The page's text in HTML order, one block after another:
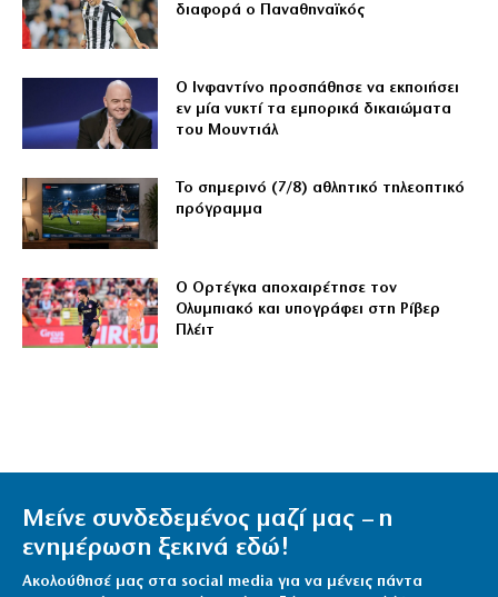
διαφορά ο Παναθηναϊκός
Ο Ινφαντίνο προσπάθησε να εκποιήσει
εν μία νυκτί τα εμπορικά δικαιώματα
του Μουντιάλ
Το σημερινό (7/8) αθλητικό τηλεοπτικό
πρόγραμμα
Ο Ορτέγκα αποχαιρέτησε τον
Ολυμπιακό και υπογράφει στη Ρίβερ
Πλέιτ
Μείνε συνδεδεμένος μαζί μας – η
ενημέρωση ξεκινά εδώ!
Ακολούθησέ μας στα social media για να μένεις πάντα